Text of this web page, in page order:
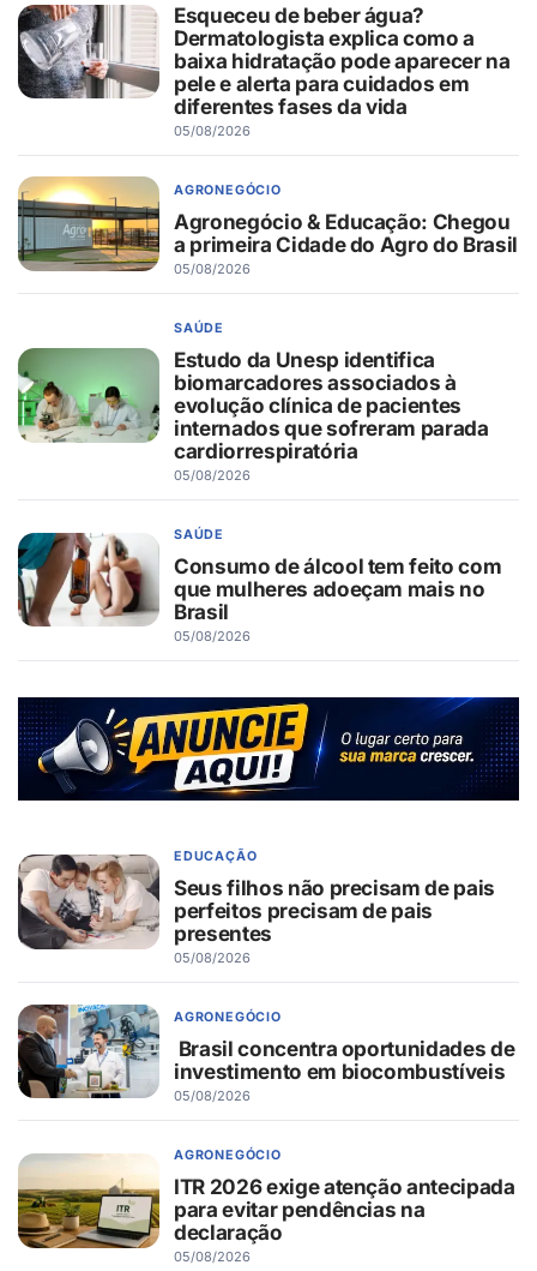
Esqueceu de beber água?
Dermatologista explica como a
baixa hidratação pode aparecer na
pele e alerta para cuidados em
diferentes fases da vida
05/08/2026
AGRONEGÓCIO
Agronegócio & Educação: Chegou
a primeira Cidade do Agro do Brasil
05/08/2026
SAÚDE
Estudo da Unesp identifica
biomarcadores associados à
evolução clínica de pacientes
internados que sofreram parada
cardiorrespiratória
05/08/2026
SAÚDE
Consumo de álcool tem feito com
que mulheres adoeçam mais no
Brasil
05/08/2026
EDUCAÇÃO
Seus filhos não precisam de pais
perfeitos precisam de pais
presentes
05/08/2026
AGRONEGÓCIO
Brasil concentra oportunidades de
investimento em biocombustíveis
05/08/2026
AGRONEGÓCIO
ITR 2026 exige atenção antecipada
para evitar pendências na
declaração
05/08/2026